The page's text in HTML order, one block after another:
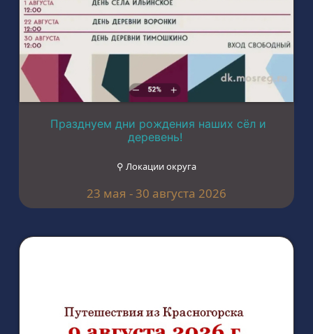
Празднуем дни рождения наших сёл и
деревень!
⚲ Локации округа
23 мая - 30 августа 2026